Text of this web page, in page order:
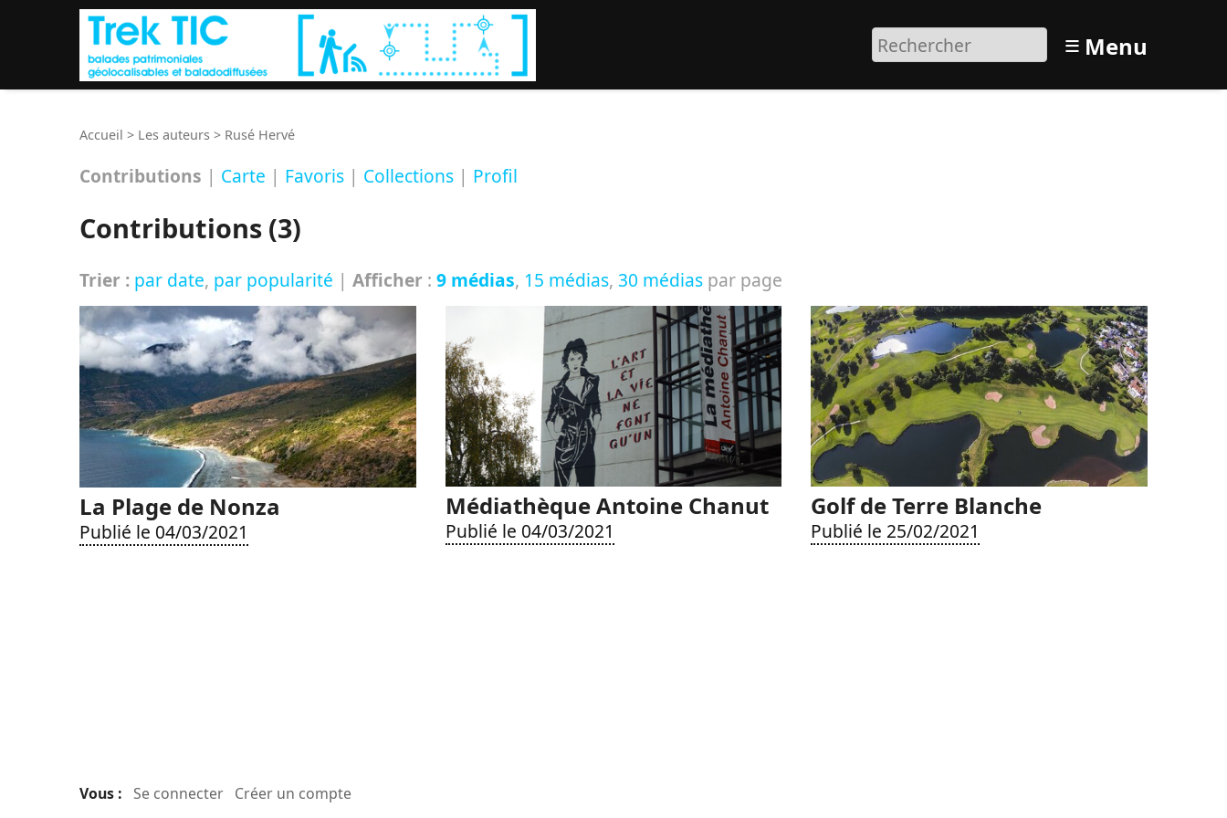
≡ Menu
Accueil > Les auteurs > Rusé Hervé
Contributions | Carte | Favoris | Collections | Profil
Contributions (3)
Trier : par date, par popularité | Afficher : 9 médias, 15 médias, 30 médias par page
La Plage de Nonza
Publié le 04/03/2021
Médiathèque Antoine Chanut
Publié le 04/03/2021
Golf de Terre Blanche
Publié le 25/02/2021
Vous : Se connecter Créer un compte